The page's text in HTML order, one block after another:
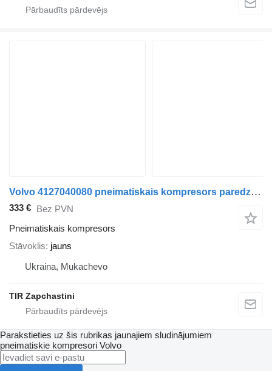
Volvo 4127040080 pneimatiskais kompresors paredzēts Volvo kravas automašīnas
333 € Bez PVN
Pneimatiskais kompresors
Stāvoklis jauns
Ukraina, Mukachevo
TIR Zapchastini
Parakstieties uz šis rubrikas jaunajiem sludinājumiem
pneimatiskie kompresori Volvo